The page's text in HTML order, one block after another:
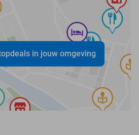
in jouw omgeving